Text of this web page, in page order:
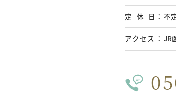
定休日 不
アクセス JR